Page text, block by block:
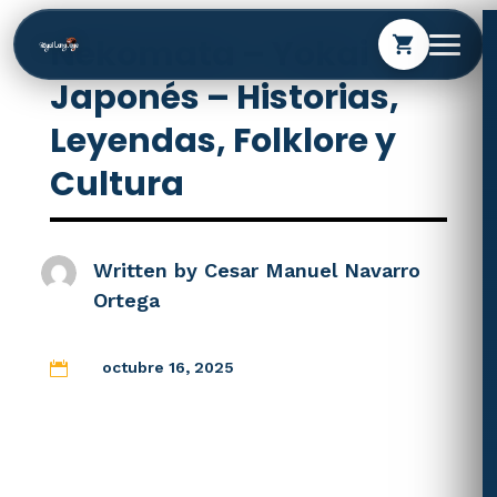
shopping_cart
Nekomata – Yokai
Japonés – Historias,
Leyendas, Folklore y
Cultura
Written by Cesar Manuel Navarro
Ortega
 octubre 16, 2025